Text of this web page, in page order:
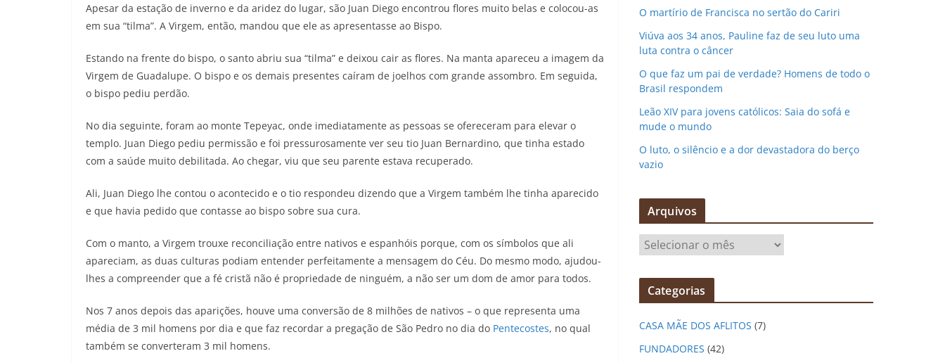
Apesar da estação de inverno e da aridez do lugar, são Juan Diego encontrou flores muito belas e colocou-as
em sua “tilma”. A Virgem, então, mandou que ele as apresentasse ao Bispo.
Estando na frente do bispo, o santo abriu sua “tilma” e deixou cair as flores. Na manta apareceu a imagem da
Virgem de Guadalupe. O bispo e os demais presentes caíram de joelhos com grande assombro. Em seguida,
o bispo pediu perdão.
No dia seguinte, foram ao monte Tepeyac, onde imediatamente as pessoas se ofereceram para elevar o
templo. Juan Diego pediu permissão e foi pressurosamente ver seu tio Juan Bernardino, que tinha estado
com a saúde muito debilitada. Ao chegar, viu que seu parente estava recuperado.
Ali, Juan Diego lhe contou o acontecido e o tio respondeu dizendo que a Virgem também lhe tinha aparecido
e que havia pedido que contasse ao bispo sobre sua cura.
Com o manto, a Virgem trouxe reconciliação entre nativos e espanhóis porque, com os símbolos que ali
apareciam, as duas culturas podiam entender perfeitamente a mensagem do Céu. Do mesmo modo, ajudou-
lhes a compreender que a fé cristã não é propriedade de ninguém, a não ser um dom de amor para todos.
Nos 7 anos depois das aparições, houve uma conversão de 8 milhões de nativos – o que representa uma
média de 3 mil homens por dia e que faz recordar a pregação de São Pedro no dia do Pentecostes, no qual
também se converteram 3 mil homens.
O martírio de Francisca no sertão do Cariri
Viúva aos 34 anos, Pauline faz de seu luto uma
luta contra o câncer
O que faz um pai de verdade? Homens de todo o
Brasil respondem
Leão XIV para jovens católicos: Saia do sofá e
mude o mundo
O luto, o silêncio e a dor devastadora do berço
vazio
Arquivos
r
q
v
o
Categorias
CASA MÃE DOS AFLITOS (7)
FUNDADORES (42)